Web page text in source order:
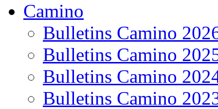
Camino
Bulletins Camino
Bulletins Camino
Bulletins Camino
Bulletins Camino